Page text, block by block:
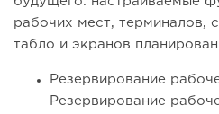
рабочих мест, терминалов,
табло и экранов
Резервирование
Резервирование